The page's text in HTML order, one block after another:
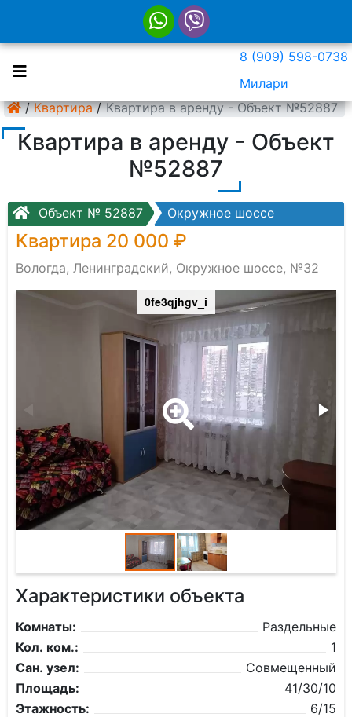
8 (909) 598-0738
Милари
/ Квартира / Квартира в аренду - Объект №52887
Квартира в аренду - Объект
№52887
Объект № 52887 Окружное шоссе
Квартира 20 000 ₽
Вологда, Ленинградский, Окружное шоссе, №32
0fe3qjhgv_i
Характеристики объекта
Комнаты:
Раздельные
Кол. ком.:
1
Сан. узел:
Совмещенный
Площадь:
41/30/10
Этажность:
6/15